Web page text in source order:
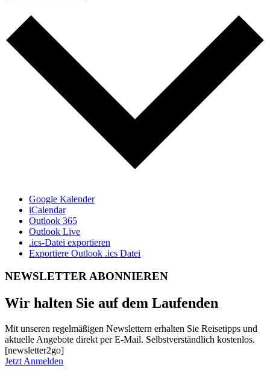
Google Kalender
iCalendar
Outlook 365
Outlook Live
.ics-Datei exportieren
Exportiere Outlook .ics Datei
NEWSLETTER ABONNIEREN
Wir halten Sie auf dem Laufenden
Mit unseren regelmäßigen Newslettern erhalten Sie Reisetipps und
aktuelle Angebote direkt per E-Mail. Selbstverständlich kostenlos.
[newsletter2go]
Jetzt Anmelden